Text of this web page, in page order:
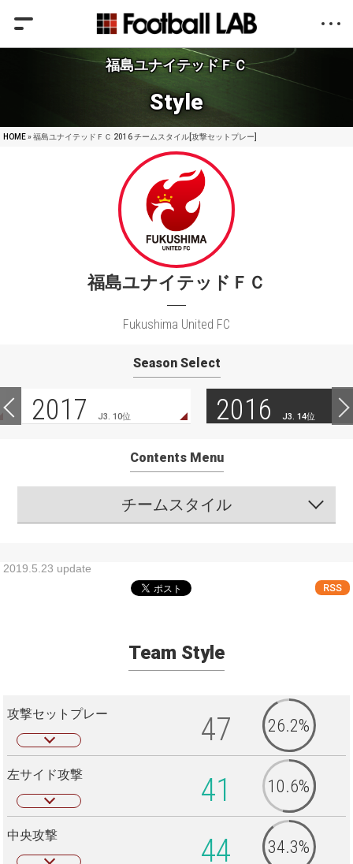
福島ユナイテッドＦＣ
Style
HOME» 福島ユナイテッドＦＣ 2016 チームスタイル[攻撃セットプレー]
福島ユナイテッドＦＣ
Fukushima United FC
Season Select
2017 J3. 10位 2016 J3. 14位
Contents Menu
チームスタイル
2019.5.23 update
RSS
Team Style
攻撃セットプレー 47 26.2%
左サイド攻撃 41 10.6%
中央攻撃 44 34.3%